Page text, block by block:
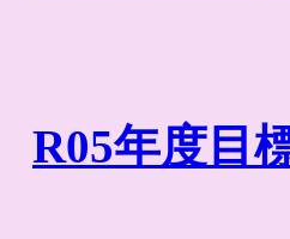
R05年度目